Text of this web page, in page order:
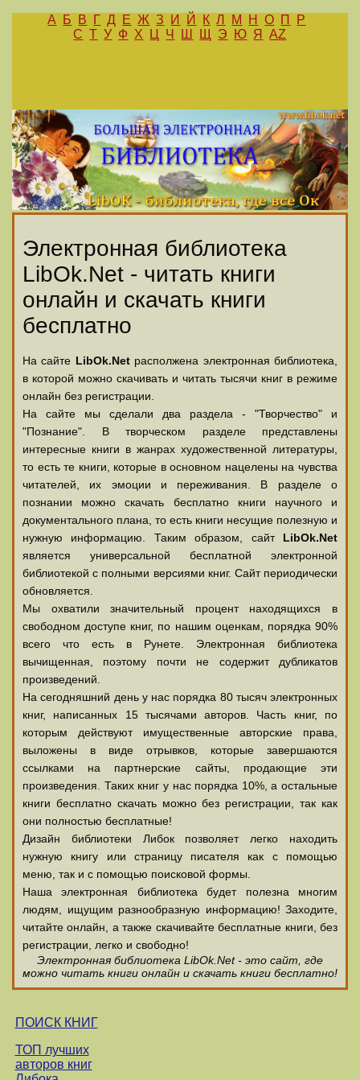
А Б В Г Д Е Ж З И Й К Л М Н О П
Р
С Т У Ф Х Ц Ч Ш Щ Э Ю Я AZ
Электронная библиотека
LibOk.Net - читать книги
онлайн и скачать книги
бесплатно
На сайте LibOk.Netрасполжена электронная библиотека,
в которой можно скачивать и читать тысячи книг в режиме
онлайн без регистрации.
На сайте мы сделали два раздела - "Творчество" и
"Познание". В творческом разделе представлены
интересные книги в жанрах художественной литературы,
то есть те книги, которые в основном нацелены на чувства
читателей, их эмоции и переживания. В разделе о
познании можно скачать бесплатно книги научного и
документального плана, то есть книги несущие полезную и
нужную информацию. Таким образом, сайт LibOk.Net
является универсальной бесплатной электронной
библиотекой с полными версиями книг. Сайт периодически
обновляется.
Мы охватили значительный процент находящихся в
свободном доступе книг, по нашим оценкам, порядка 90%
всего что есть в Рунете. Электронная библиотека
вычищенная, поэтому почти не содержит дубликатов
произведений.
На сегодняшний день у нас порядка 80 тысяч электронных
книг, написанных 15 тысячами авторов. Часть книг, по
которым действуют имущественные авторские права,
выложены в виде отрывков, которые завершаются
ссылками на партнерские сайты, продающие эти
произведения. Таких книг у нас порядка 10%, а остальные
книги бесплатно скачать можно без регистрации, так как
они полностью бесплатные!
Дизайн библиотеки Либок позволяет легко находить
нужную книгу или страницу писателя как с помощью
меню, так и с помощью поисковой формы.
Наша электронная библиотека будет полезна многим
людям, ищущим разнообразную информацию! Заходите,
читайте онлайн, а также скачивайте бесплатные книги, без
регистрации, легко и свободно!
Электронная библиотека LibOk.Net - это сайт, где
можно читать книги онлайн и скачать книги бесплатно!
ПОИСК КНИГ
ТОП лучших
авторов книг